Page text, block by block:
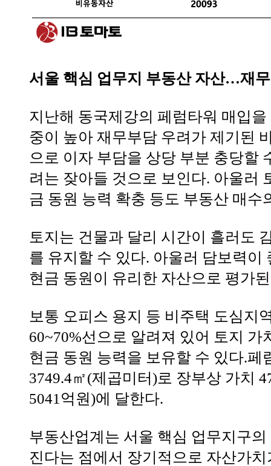
서울 핵심 업무지 부동산 자산…재
지난해 동국제강의 페럼타워 매입
중이 높아 재무부담 우려가 제기된
으로 이자 부담을 상당 부분 충당할
려는 잦아들 것으로 보인다. 아울러
금 동원 능력 확충 등도 부동산 매수
토지는 건물과 달리 시간이 흘러도
를 유지할 수 있다. 아울러 담보력이
현금 동원이 유리한 자산으로 평가
보통 오피스 용지 등 비주택 도심지
60~70%선으로 알려져 있어 토지 가
현금 동원 능력을 보유할 수 있다.페
3749.4㎡(제곱미터)로 장부상 가치
5041억원)에 달한다.
부동산업계는 서울 핵심 업무지구
진다는 점에서 장기적으로 자산가